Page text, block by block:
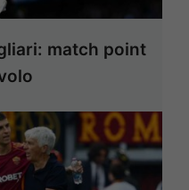
match point